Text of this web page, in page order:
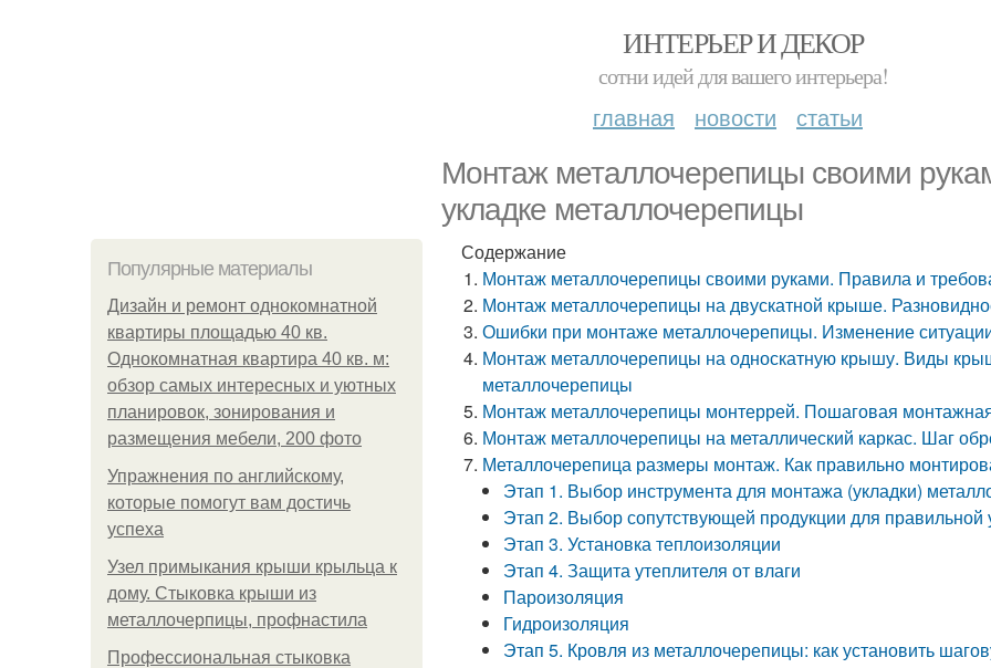
ИНТЕРЬЕР И ДЕКОР
сотни идей для вашего интерьера!
главная новости статьи
Монтаж металлочерепицы своими
укладке металлочерепицы
Популярные материалы
Дизайн и ремонт однокомнатной
квартиры площадью 40 кв.
Однокомнатная квартира 40 кв. м:
обзор самых интересных и уютных
планировок, зонирования и
размещения мебели, 200 фото
Упражнения по английскому,
которые помогут вам достичь
успеха
Узел примыкания крыши крыльца к
дому. Стыковка крыши из
металлочерпицы, профнастила
Профессиональная стыковка
Содержание
Монтаж металлочерепицы своими руками. Правила и
Монтаж металлочерепицы на двускатной крыше.
Ошибки при монтаже металлочерепицы. Изменение
Монтаж металлочерепицы на односкатную крышу. Виды
металлочерепицы
Монтаж металлочерепицы монтеррей. Пошаговая
Монтаж металлочерепицы на металлический каркас. Шаг
Металлочерепица размеры монтаж. Как правильно
Этап 1. Выбор инструмента для монтажа (укладки)
Этап 2. Выбор сопутствующей продукции для правильной
Этап 3. Установка теплоизоляции
Этап 4. Защита утеплителя от влаги
Пароизоляция
Гидроизоляция
Этап 5. Кровля из металлочерепицы: как установить